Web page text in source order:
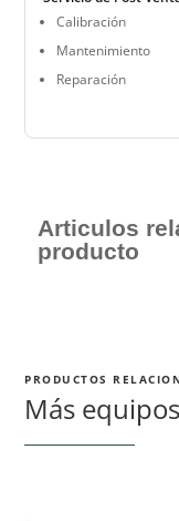
Calibración
Mantenimiento
Reparación
Articulos
producto
PRODUCTOS
Más